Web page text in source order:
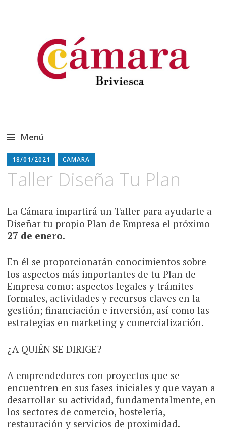
Menú
Saltar
al
contenido
18/01/2021 CAMARA
Taller Diseña Tu Plan
La Cámara impartirá un Taller para ayudarte a
Diseñar tu propio Plan de Empresa el próximo
27 de enero.
En él se proporcionarán conocimientos sobre
los aspectos más importantes de tu Plan de
Empresa como: aspectos legales y trámites
formales, actividades y recursos claves en la
gestión; financiación e inversión, así como las
estrategias en marketing y comercialización.
¿A QUIÉN SE DIRIGE?
A emprendedores con proyectos que se
encuentren en sus fases iniciales y que vayan a
desarrollar su actividad, fundamentalmente, en
los sectores de comercio, hostelería,
restauración y servicios de proximidad.